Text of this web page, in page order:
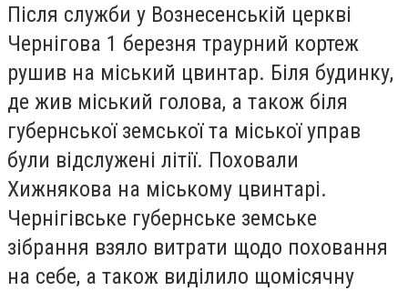
Після служби у Вознесенській церкві
Чернігова 1 березня траурний кортеж
рушив на міський цвинтар. Біля будинку,
де жив міський голова, а також біля
губернської земської та міської управ
були відслужені літії. Поховали
Хижнякова на міському цвинтарі.
Чернігівське губернське земське
зібрання взяло витрати щодо поховання
на себе, а також виділило щомісячну